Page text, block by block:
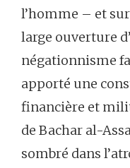
l’homme – et
large ouverture
négationnisme
apporté une
financière et
de Bachar al-
sombré dans